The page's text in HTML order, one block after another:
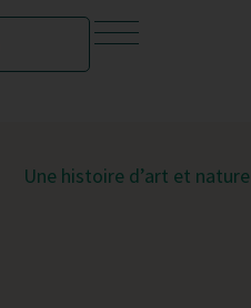
Une histoire d’art et nature